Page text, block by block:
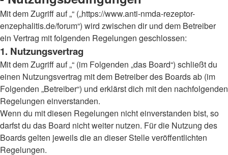
Mit dem Zugriff auf „“ („https://www.anti-nmda-rezeptor-
enzephalitis.de/forum“) wird zwischen dir und dem Betreiber
ein Vertrag mit folgenden Regelungen geschlossen:
1. Nutzungsvertrag
Mit dem Zugriff auf „“ (im Folgenden „das Board“) schließt du
einen Nutzungsvertrag mit dem Betreiber des Boards ab (im
Folgenden „Betreiber“) und erklärst dich mit den nachfolgenden
Regelungen einverstanden.
Wenn du mit diesen Regelungen nicht einverstanden bist, so
darfst du das Board nicht weiter nutzen. Für die Nutzung des
Boards gelten jeweils die an dieser Stelle veröffentlichten
Regelungen.